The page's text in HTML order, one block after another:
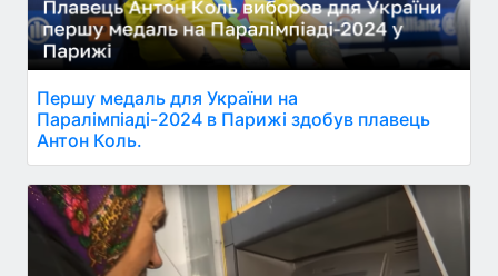
Першу медаль для України на
Паралімпіаді-2024 в Парижі здобув плавець
Антон Коль.